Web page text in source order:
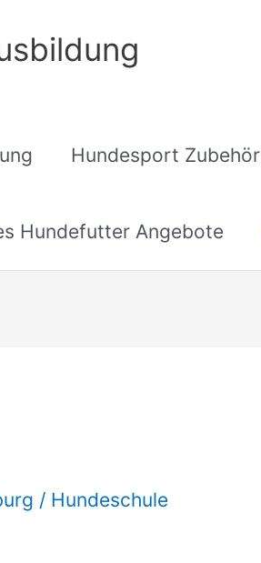
Hundesport Zubehör
Hundefutter Angebote
/ Hundeschule